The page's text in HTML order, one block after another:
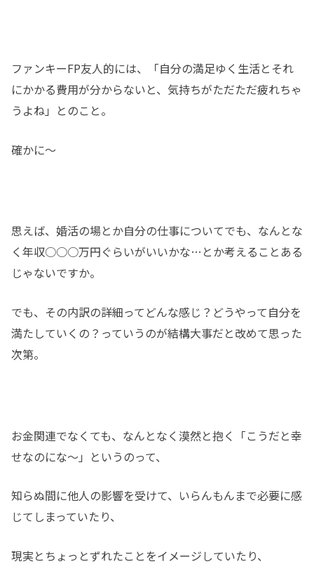
ファンキーFP友人的には、「自分の満足ゆく生活とそれ
にかかる費用が分からないと、気持ちがただただ疲れちゃ
うよね」とのこと。
確かに～
思えば、婚活の場とか自分の仕事についてでも、なんとな
く年収○○○万円ぐらいがいいかな…とか考えることある
じゃないですか。
でも、その内訳の詳細ってどんな感じ？どうやって自分を
満たしていくの？っていうのが結構大事だと改めて思った
次第。
お金関連でなくても、なんとなく漠然と抱く「こうだと幸
せなのにな～」というのって、
知らぬ間に他人の影響を受けて、いらんもんまで必要に感
じてしまっていたり、
現実とちょっとずれたことをイメージしていたり、